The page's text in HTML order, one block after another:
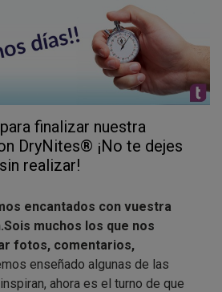
ropa interior de verdad y
hijos e hijas.
finalizar nuestra
DryNites® ¡No te dejes
realizar!
encantados con vuestra
Sois muchos los que nos
fotos, comentarios,
enseñado algunas de las
ahora es el turno de que